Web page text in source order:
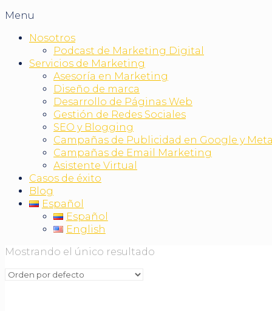
Menu
Nosotros
Podcast de Marketing Digital
Servicios de Marketing
Asesoría en Marketing
Diseño de marca
Desarrollo de Páginas Web
Gestión de Redes Sociales
SEO y Blogging
Campañas de Publicidad en Google y
Campañas de Email Marketing
Asistente Virtual
Casos de éxito
Blog
Español
Español
English
Mostrando el único resultado